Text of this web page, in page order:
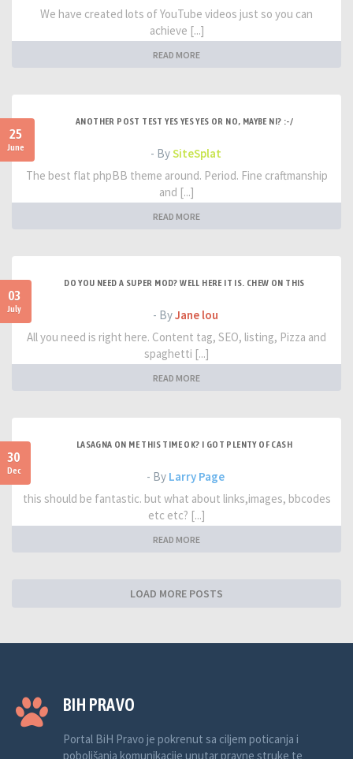
We have created lots of YouTube videos just so you can
achieve [...]
READ MORE
25
June
ANOTHER POST TEST YES YES YES OR NO, MAYBE NI? :-/
- BySiteSplat
The best flat phpBB theme around. Period. Fine craftmanship
and [...]
READ MORE
03
July
DO YOU NEED A SUPER MOD? WELL HERE IT IS. CHEW ON THIS
- ByJane lou
All you need is right here. Content tag, SEO, listing, Pizza and
spaghetti [...]
READ MORE
30
Dec
LASAGNA ON ME THIS TIME OK? I GOT PLENTY OF CASH
- By Larry Page
this should be fantastic. but what about links,images, bbcodes
etc etc? [...]
READ MORE
LOAD MORE POSTS
BIH PRAVO
Portal BiH Pravo je pokrenut sa ciljem poticanja i
poboljšanja komunikacije unutar pravne struke te